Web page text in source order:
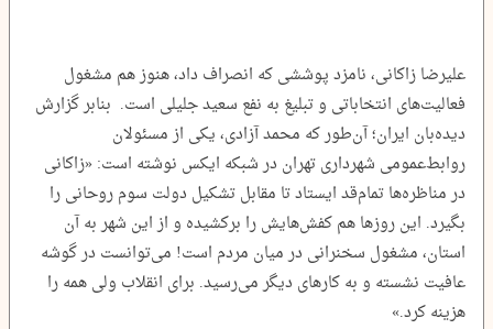
علیرضا زاکانی، نامزد پوششی که انصراف داد، هنوز هم مشغول
فعالیت‌های انتخاباتی و تبلیغ به نفع سعید جلیلی است. بنابر گزارش
دیده‌بان ایران؛ آن‌طور که محمد آزادی، یکی از مسئولان
روابط‌عمومی شهرداری تهران در شبکه ایکس نوشته است: «زاکانی
در مناظره‌ها تمام‌قد ایستاد تا مقابل تشکیل دولت سوم روحانی را
بگیرد. این روزها هم کفش‌هایش را برکشیده و از این شهر به آن
استان، مشغول سخنرانی در میان مردم است! می‌توانست در گوشه
عافیت نشسته و به کارهای دیگر می‌رسید. برای انقلاب ولی همه را
هزینه کرد.»